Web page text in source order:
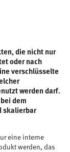
die nicht nur
oder nach
verschlüsselte
werden darf.
dem
skalierbar
eine interne
werden, das